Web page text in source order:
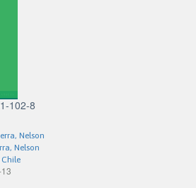
102-8
Nelson
Nelson